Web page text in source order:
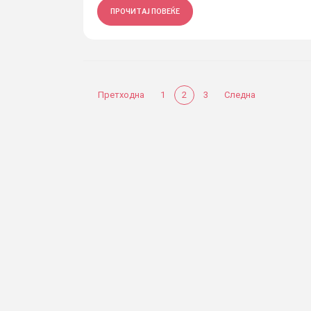
ПРОЧИТАЈ ПОВЕЌЕ
Претходна 1 2 3 Следна